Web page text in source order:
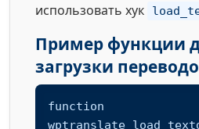
использовать хук
Пример функции
загрузки
function